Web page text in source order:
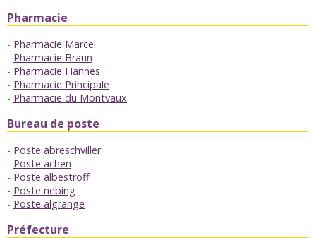
Pharmacie
Pharmacie Marcel
Pharmacie Braun
Pharmacie Hannes
Pharmacie Principale
Pharmacie du Montvaux
Bureau de poste
Poste abreschviller
Poste achen
Poste albestroff
Poste nebing
Poste algrange
Préfecture